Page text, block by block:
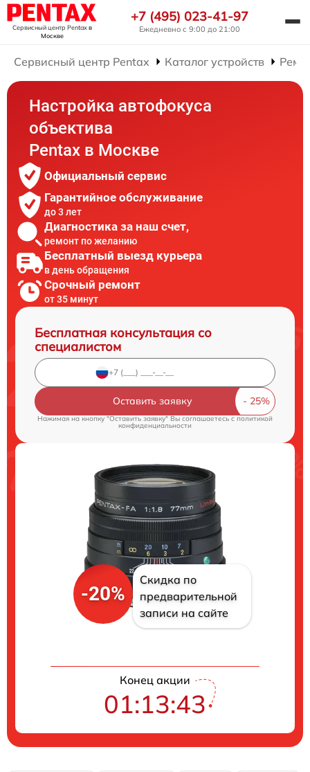
Сервисный центр Pentaxв
Москве
+7 (495) 023-41-97
Ежедневно с 9:00 до 21:00
Сервисный центр Pentax Каталог устройств
Настройка автофокуса
объектива
Pentax в Москве
Официальный сервис
Гарантийное обслуживание
до 3 лет
Диагностика за наш счет,
ремонт по желанию
Бесплатный выезд курьера
в день обращения
Срочный ремонт
от 35 минут
Бесплатная консультация со
специалистом
Оставить заявку
Нажимая на кнопку "Оставить заявку" Вы соглашаетесь cполитикой
конфиденциальности
-20%
Скидка по
предварительной
записи на сайте
Конец акции
01:13:43